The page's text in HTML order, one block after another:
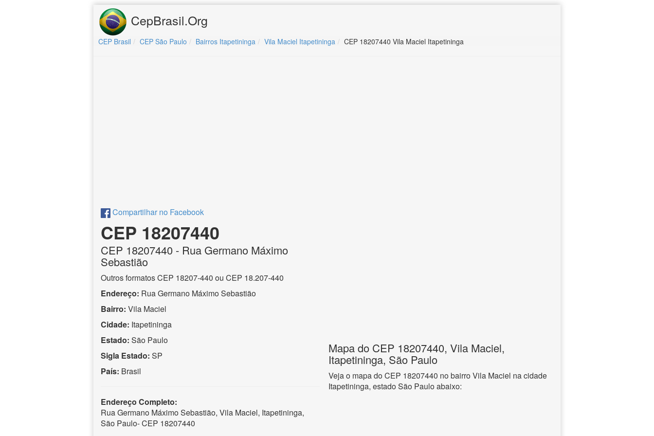
CepBrasil.Org
CEP Brasil CEP São Paulo Bairros Itapetininga Vila Maciel Itapetininga CEP 18207440 Vila Maciel Itapetininga
Compartilhar no Facebook
CEP 18207440
CEP 18207440 - Rua Germano Máximo
Sebastião
Outros formatos CEP 18207-440 ou CEP 18.207-440
Endereço: Rua Germano Máximo Sebastião
Bairro: Vila Maciel
Cidade: Itapetininga
Estado: São Paulo
Sigla Estado: SP
País: Brasil
Endereço Completo:
Rua Germano Máximo Sebastião, Vila Maciel, Itapetininga,
São Paulo- CEP 18207440
Mapa do CEP 18207440, Vila Maciel,
Itapetininga, São Paulo
Veja o mapa do CEP 18207440 no bairro Vila Maciel na cidade
Itapetininga, estado São Paulo abaixo: